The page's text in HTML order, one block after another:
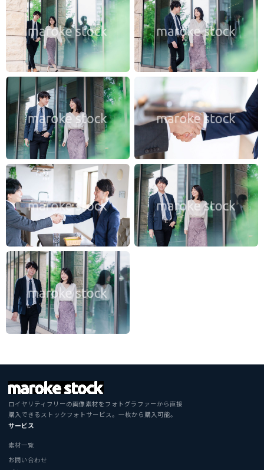
ロイヤリティフリーの画像素材をフォトグラファーから直接
購入できるストックフォトサービス。一枚から購入可能。
サービス
素材一覧
お問い合わせ